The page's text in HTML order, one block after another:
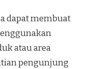
dapat membuat
atau area
pengunjung